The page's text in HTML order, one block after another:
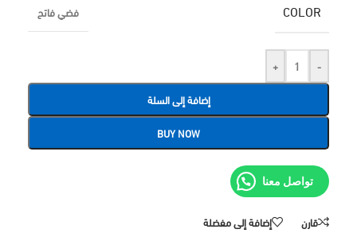
COLOR فضي فاتح
-
+
إضافة إلى السلة
BUY NOW
تواصل معنا
قارن إضافة إلى مفضلة